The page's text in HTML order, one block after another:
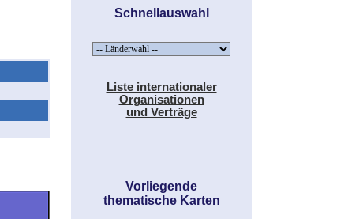
Schnellauswahl
Liste internationaler
Organisationen
und Verträge
Vorliegende
thematische Karten